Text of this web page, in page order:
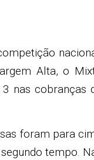
Alta, o
nas cobranças
foram para
tempo.